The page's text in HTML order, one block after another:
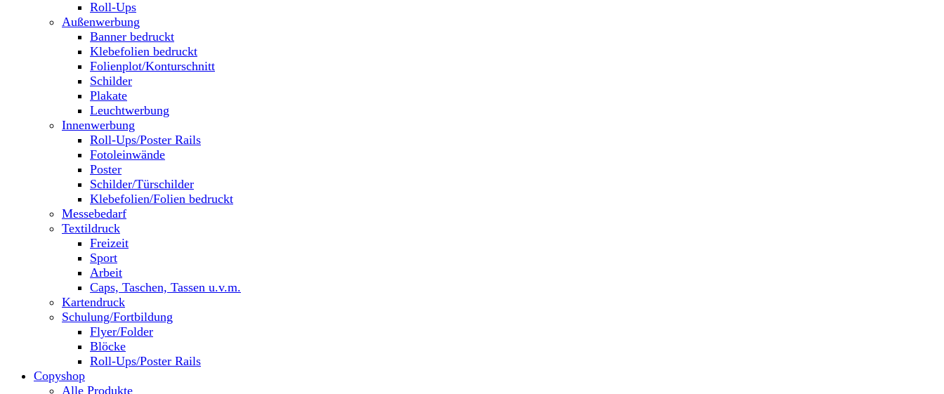
Roll-Ups
Außenwerbung
Banner bedruckt
Klebefolien bedruckt
Folienplot/Konturschnitt
Schilder
Plakate
Leuchtwerbung
Innenwerbung
Roll-Ups/Poster Rails
Fotoleinwände
Poster
Schilder/Türschilder
Klebefolien/Folien bedruckt
Messebedarf
Textildruck
Freizeit
Sport
Arbeit
Caps, Taschen, Tassen u.v.m.
Kartendruck
Schulung/Fortbildung
Flyer/Folder
Blöcke
Roll-Ups/Poster Rails
Copyshop
Alle Produkte